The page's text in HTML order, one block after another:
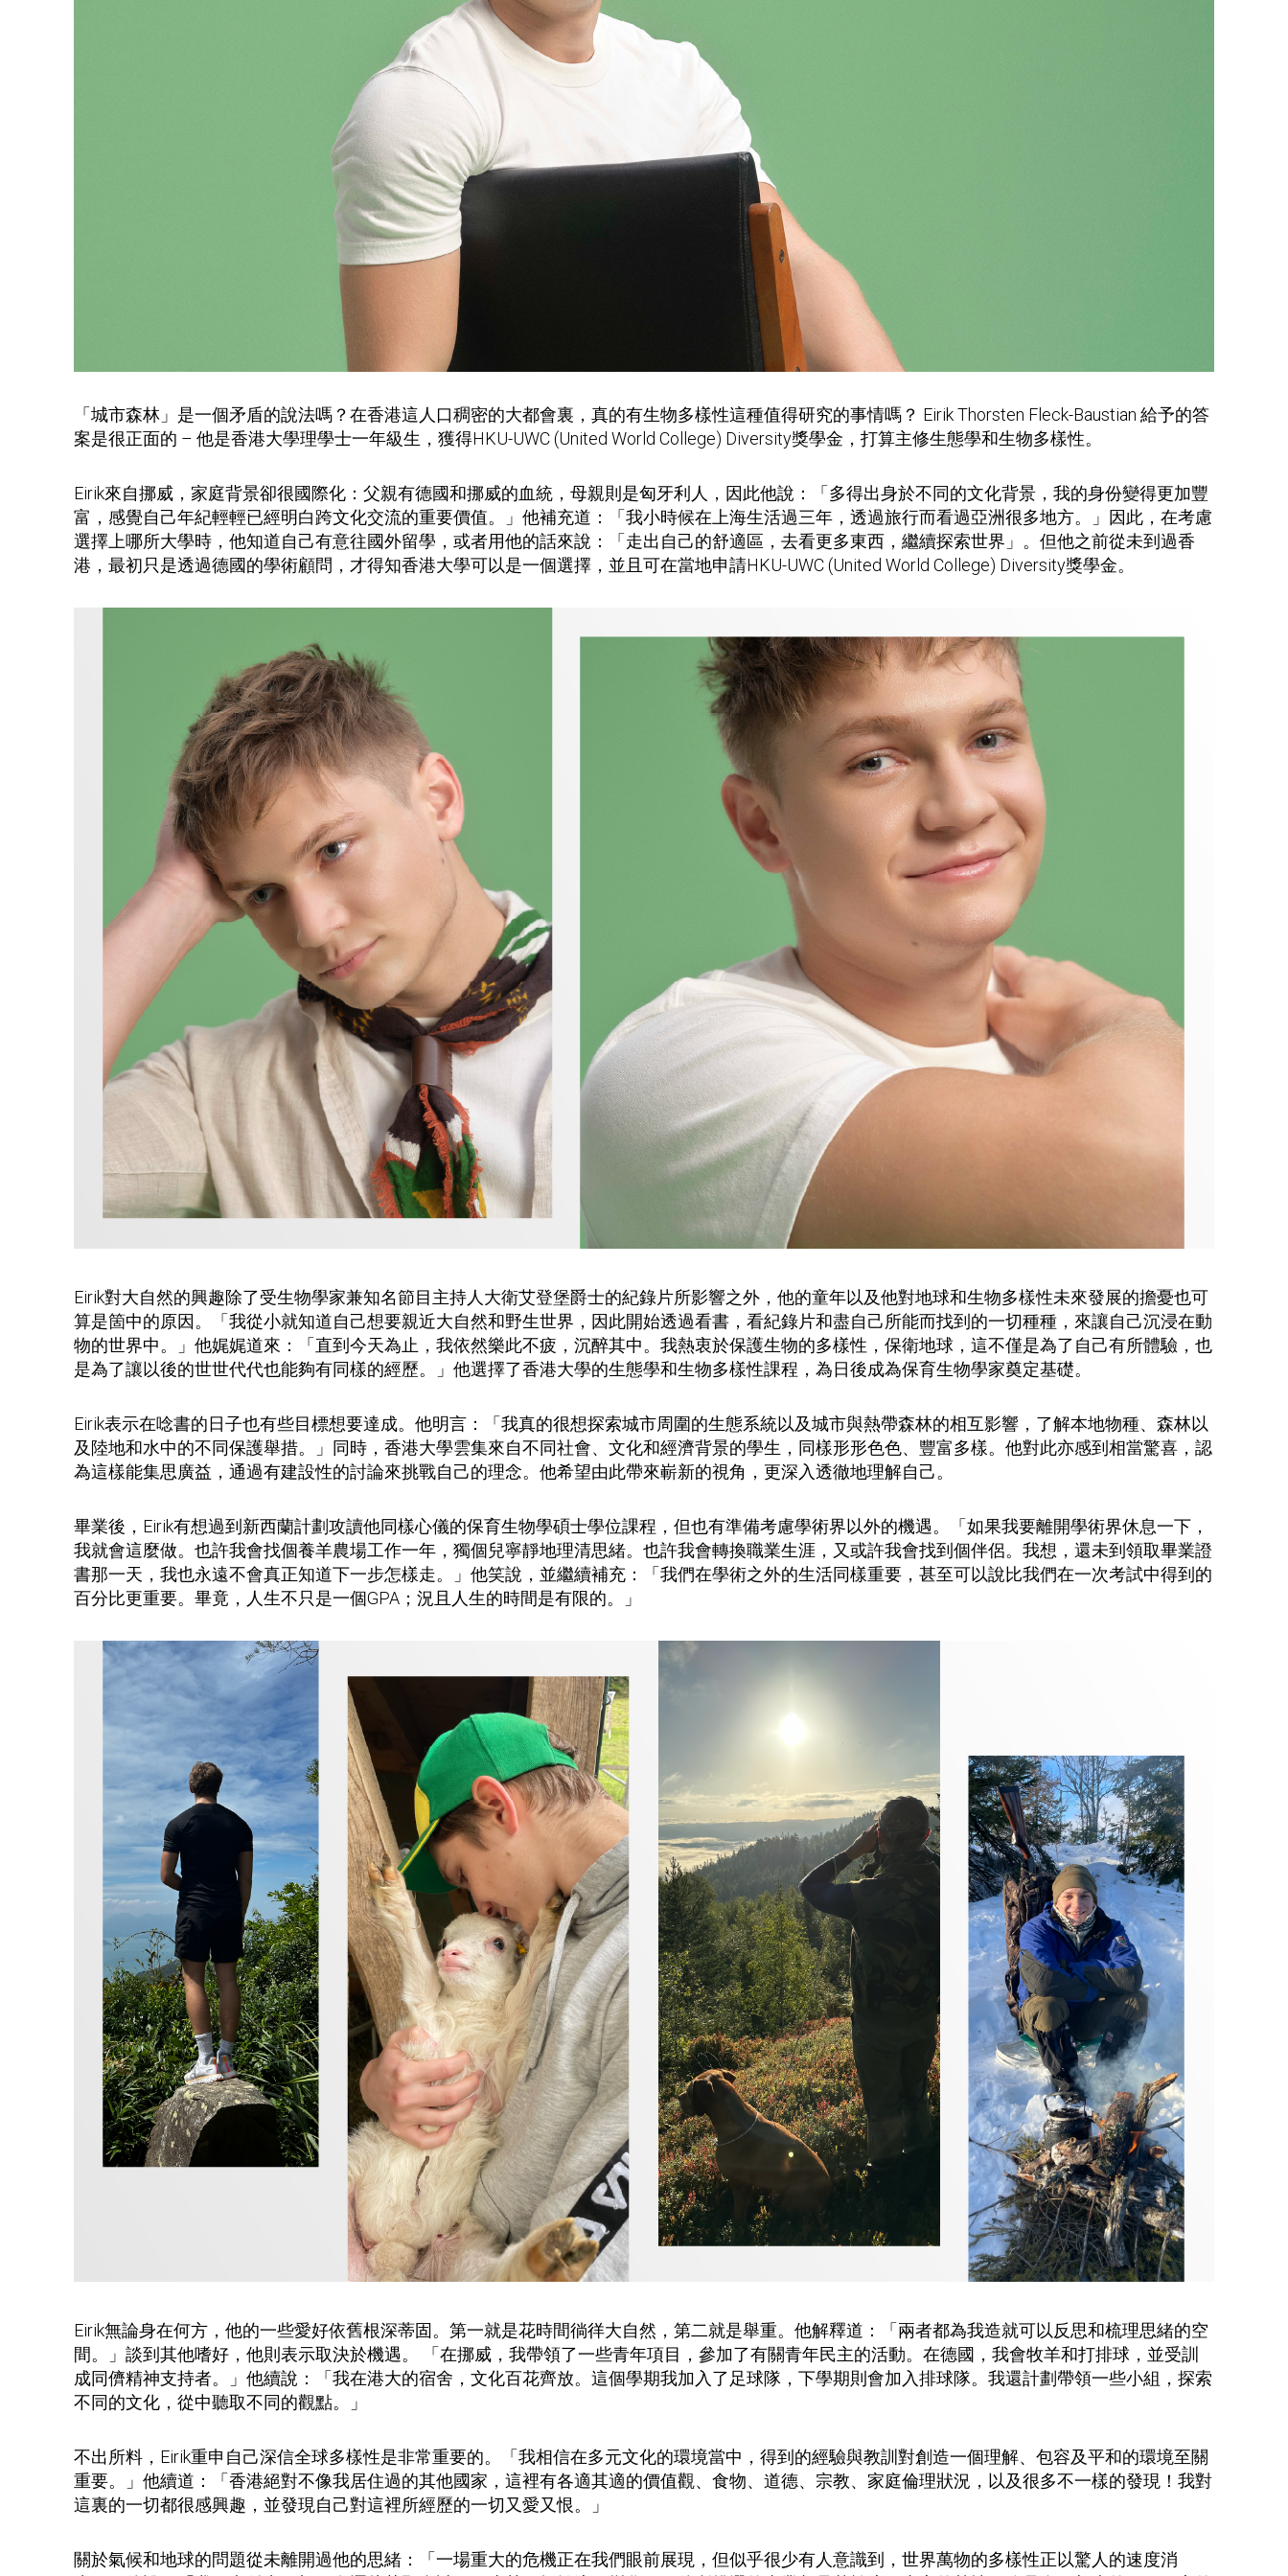
「城市森林」是一個矛盾的說法嗎？在香港這人口稠密的大都會裏，真的有生物多樣性這種值得研究的事情嗎？ Eirik Thorsten Fleck-Baustian 給予的答
案是很正面的 – 他是香港大學理學士一年級生，獲得HKU-UWC (United World College) Diversity獎學金，打算主修生態學和生物多樣性。
Eirik來自挪威，家庭背景卻很國際化：父親有德國和挪威的血統，母親則是匈牙利人，因此他說：「多得出身於不同的文化背景，我的身份變得更加豐
富，感覺自己年紀輕輕已經明白跨文化交流的重要價值。」他補充道：「我小時候在上海生活過三年，透過旅行而看過亞洲很多地方。」因此，在考慮
選擇上哪所大學時，他知道自己有意往國外留學，或者用他的話來說：「走出自己的舒適區，去看更多東西，繼續探索世界」。但他之前從未到過香
港，最初只是透過德國的學術顧問，才得知香港大學可以是一個選擇，並且可在當地申請HKU-UWC (United World College) Diversity獎學金。
Eirik對大自然的興趣除了受生物學家兼知名節目主持人大衛艾登堡爵士的紀錄片所影響之外，他的童年以及他對地球和生物多樣性未來發展的擔憂也可
算是箇中的原因。「我從小就知道自己想要親近大自然和野生世界，因此開始透過看書，看紀錄片和盡自己所能而找到的一切種種，來讓自己沉浸在動
物的世界中。」他娓娓道來：「直到今天為止，我依然樂此不疲，沉醉其中。我熱衷於保護生物的多樣性，保衛地球，這不僅是為了自己有所體驗，也
是為了讓以後的世世代代也能夠有同樣的經歷。」他選擇了香港大學的生態學和生物多樣性課程，為日後成為保育生物學家奠定基礎。
Eirik表示在唸書的日子也有些目標想要達成。他明言：「我真的很想探索城市周圍的生態系統以及城市與熱帶森林的相互影響，了解本地物種、森林以
及陸地和水中的不同保護舉措。」同時，香港大學雲集來自不同社會、文化和經濟背景的學生，同樣形形色色、豐富多樣。他對此亦感到相當驚喜，認
為這樣能集思廣益，通過有建設性的討論來挑戰自己的理念。他希望由此帶來嶄新的視角，更深入透徹地理解自己。
畢業後，Eirik有想過到新西蘭計劃攻讀他同樣心儀的保育生物學碩士學位課程，但也有準備考慮學術界以外的機遇。「如果我要離開學術界休息一下，
我就會這麼做。也許我會找個養羊農場工作一年，獨個兒寧靜地理清思緒。也許我會轉換職業生涯，又或許我會找到個伴侶。我想，還未到領取畢業證
書那一天，我也永遠不會真正知道下一步怎樣走。」他笑說，並繼續補充：「我們在學術之外的生活同樣重要，甚至可以說比我們在一次考試中得到的
百分比更重要。畢竟，人生不只是一個GPA；況且人生的時間是有限的。」
Eirik無論身在何方，他的一些愛好依舊根深蒂固。第一就是花時間徜徉大自然，第二就是舉重。他解釋道：「兩者都為我造就可以反思和梳理思緒的空
間。」談到其他嗜好，他則表示取決於機遇。 「在挪威，我帶領了一些青年項目，參加了有關青年民主的活動。在德國，我會牧羊和打排球，並受訓
成同儕精神支持者。」他續說：「我在港大的宿舍，文化百花齊放。這個學期我加入了足球隊，下學期則會加入排球隊。我還計劃帶領一些小組，探索
不同的文化，從中聽取不同的觀點。」
不出所料，Eirik重申自己深信全球多樣性是非常重要的。「我相信在多元文化的環境當中，得到的經驗與教訓對創造一個理解、包容及平和的環境至關
重要。」他續道：「香港絕對不像我居住過的其他國家，這裡有各適其適的價值觀、食物、道德、宗教、家庭倫理狀況，以及很多不一樣的發現！我對
這裏的一切都很感興趣，並發現自己對這裡所經歷的一切又愛又恨。」
關於氣候和地球的問題從未離開過他的思緒：「一場重大的危機正在我們眼前展現，但似乎很少有人意識到，世界萬物的多樣性正以驚人的速度消